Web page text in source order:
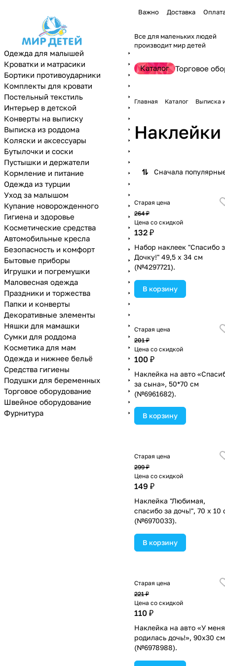
Важно Доставка
Все для маленьких людей
производит мир детей
Каталог Торговое
Главная Каталог Выписка
Сначала
Старая цена
264 ₽
Цена со скидкой
132 ₽
Набор наклеек "Спасибо
Дочку!" 49,5 х 34 см
(№4297721).
В корзину
Старая цена
201 ₽
Цена со скидкой
100 ₽
Наклейка на авто
за сына», 50*70 см
(№6961682).
В корзину
Старая цена
299 ₽
Цена со скидкой
149 ₽
Наклейка "Любимая,
спасибо за дочь!", 70 х 10
(№6970033).
В корзину
Старая цена
221 ₽
Цена со скидкой
110 ₽
Наклейка на авто «У меня
родилась дочь!», 90х30 см
(№6978988).
Одежда для малышей
Кроватки и матрасики
Бортики противоударники
Комплекты для кровати
Постельный текстиль
Интерьер в детской
Конверты на выписку
Выписка из роддома
Коляски и аксессуары
Бутылочки и соски
Пустышки и держатели
Кормление и питание
Одежда из турции
Уход за малышом
Купание новорожденного
Гигиена и здоровье
Косметические средства
Автомобильные кресла
Безопасность и комфорт
Бытовые приборы
Игрушки и погремушки
Маловесная одежда
Праздники и торжества
Папки и конверты
Декоративные элементы
Няшки для мамашки
Сумки для роддома
Косметика для мам
Одежда и нижнее бельё
Средства гигиены
Подушки для беременных
Торговое оборудование
Швейное оборудование
Фурнитура